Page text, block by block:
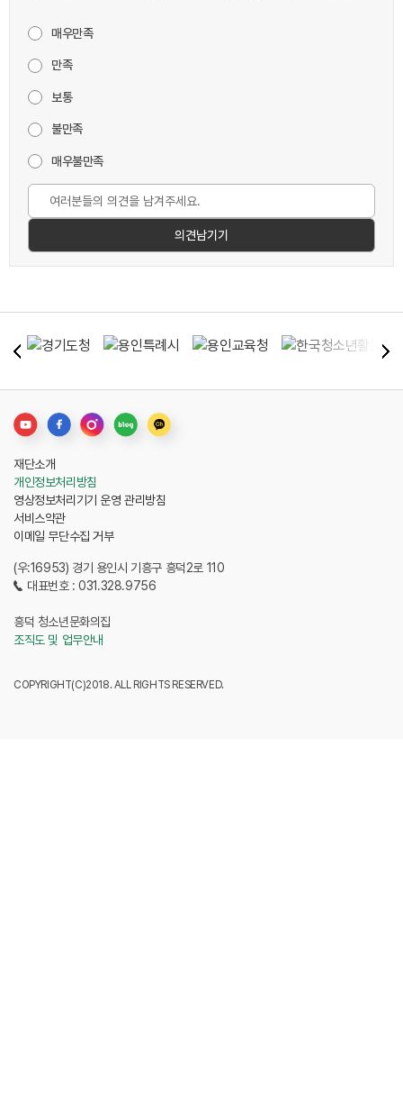
매우만족
만족
보통
불만족
매우불만족
(우:16953) 경기 용인시 기흥구 흥덕2로 110
대표번호 : 031.328.9756
흥덕 청소년문화의집
조직도 및 업무안내
COPYRIGHT(C)2018. ALL RIGHTS RESERVED.
재단소개
개인정보처리방침
영상정보처리기기 운영 관리방침
서비스약관
이메일 무단수집 거부